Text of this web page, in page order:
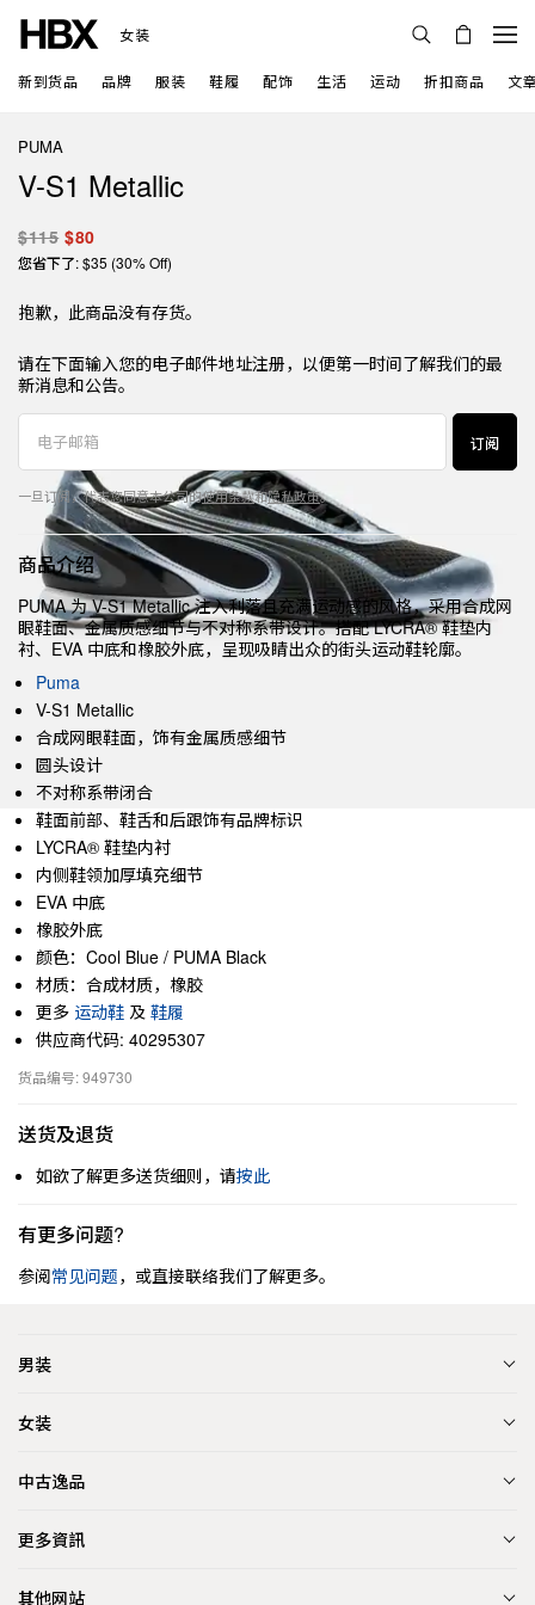
女装
新到货品 品牌 服装 鞋履 配饰 生活 运动 折扣商品 文
PUMA
V-S1 Metallic
$115 $80
您省下了: $35 (30% Off)
抱歉，此商品没有存货。
请在下面输入您的电子邮件地址注册，以便第一时间了解我们的最
新消息和公告。
订阅
一旦订阅，代表您同意本公司的使用条款和隐私政策。
商品介绍
PUMA 为 V-S1 Metallic 注入利落且充满运动感的风格，采用合成网
眼鞋面、金属质感细节与不对称系带设计。搭配 LYCRA® 鞋垫内
衬、EVA 中底和橡胶外底，呈现吸睛出众的街头运动鞋轮廓。
Puma
V-S1 Metallic
合成网眼鞋面，饰有金属质感细节
圆头设计
不对称系带闭合
鞋面前部、鞋舌和后跟饰有品牌标识
LYCRA® 鞋垫内衬
内侧鞋领加厚填充细节
EVA 中底
橡胶外底
颜色：Cool Blue / PUMA Black
材质：合成材质，橡胶
更多 运动鞋 及 鞋履
供应商代码: 40295307
货品编号: 949730
送货及退货
如欲了解更多送货细则，请按此
有更多问题?
参阅常见问题，或直接联络我们了解更多。
男装
女装
中古逸品
更多資訊
其他网站